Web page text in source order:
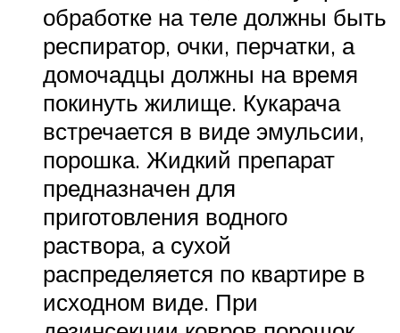
обработке на теле должны быть
респиратор, очки, перчатки, а
домочадцы должны на время
покинуть жилище. Кукарача
встречается в виде эмульсии,
порошка. Жидкий препарат
предназначен для
приготовления водного
раствора, а сухой
распределяется по квартире в
исходном виде. При